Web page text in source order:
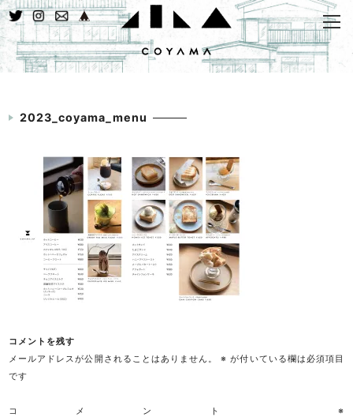
2023_coyama_menu
コメントを残す
メールアドレスが公開されることはありません。 ※ が付いている欄は必須項目
です
コメント ※